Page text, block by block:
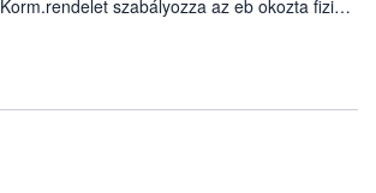
szabályozza az eb okozta fizikai
veszélye keletkezésekor felmerülő
valamint a veszélyes eb tartását és annak